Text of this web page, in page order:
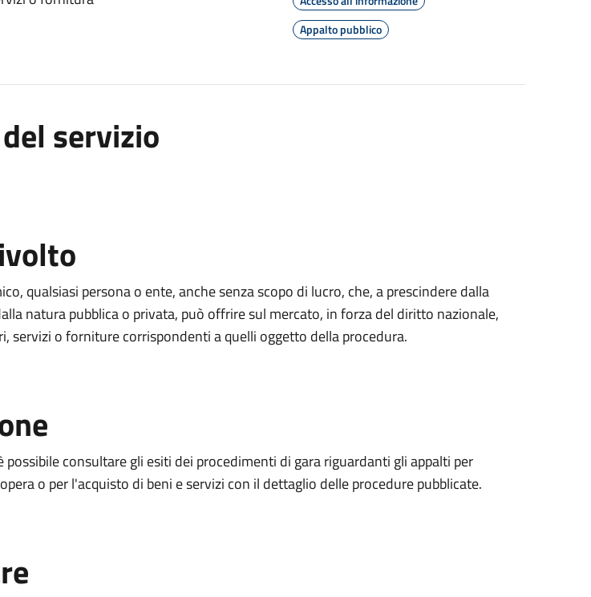
Appalto pubblico
servizio
qualsiasi persona o ente, anche senza scopo di lucro, che, a prescindere dalla
natura pubblica o privata, può offrire sul mercato, in forza del diritto nazionale,
servizi o forniture corrispondenti a quelli oggetto della procedura.
possibile consultare gli esiti dei procedimenti di gara riguardanti gli appalti per
o per l'acquisto di beni e servizi con il dettaglio delle procedure pubblicate.